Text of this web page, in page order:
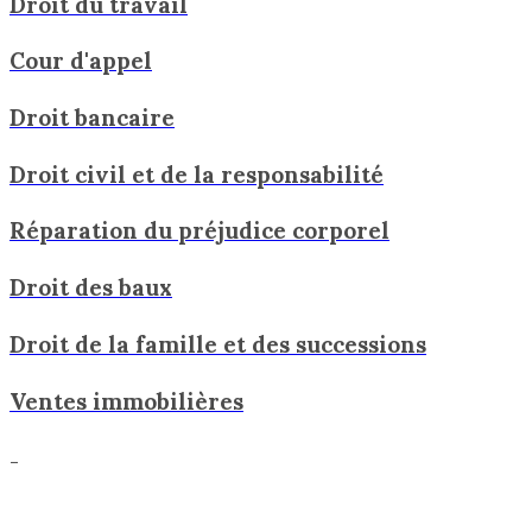
Cour d'appel
Droit bancaire
Droit civil et de la responsabilité
Réparation du préjudice corporel
Droit des baux
Droit de la famille et des successions
Ventes immobilières